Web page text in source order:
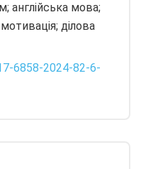
англійська мова;
ділова
6858-2024-82-6-